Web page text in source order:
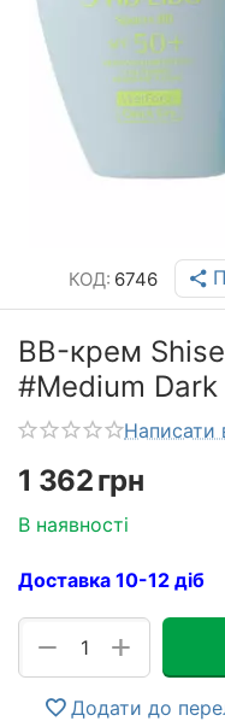
КОД: 6746
BB-крем
#Medium
Написати
1 362грн
В наявності
Доставка 10-12 діб
+
−
Додати до